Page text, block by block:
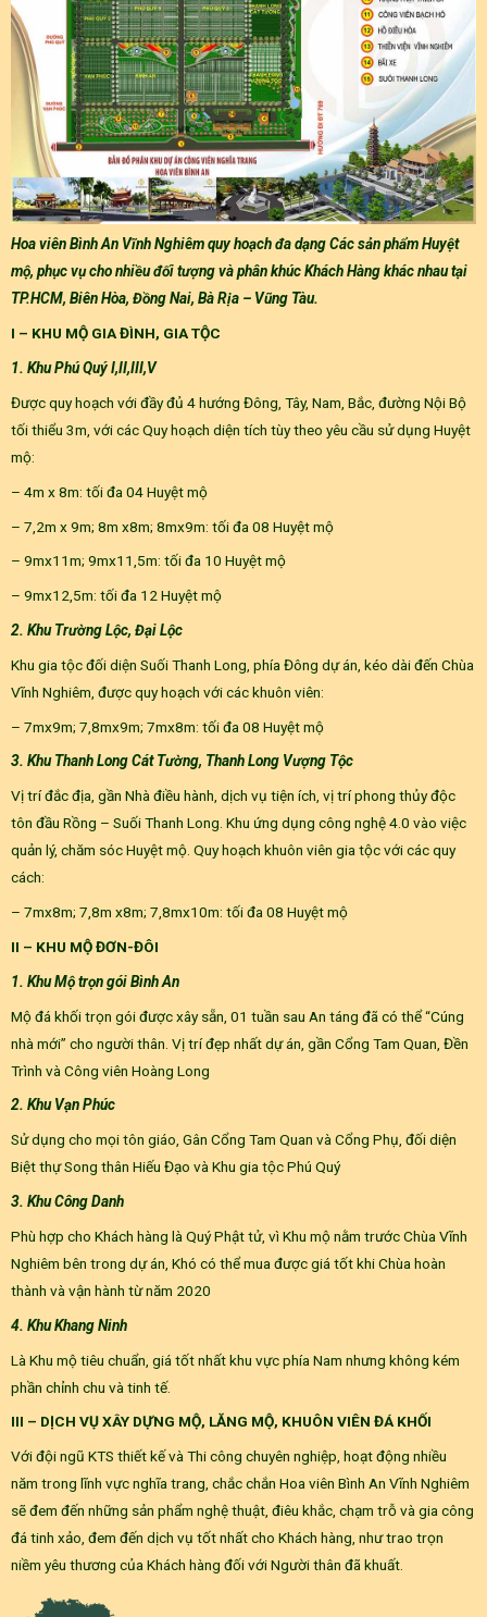
Hoa viên Bình An Vĩnh Nghiêm quy hoạch đa dạng Các sản phẩm Huyệt
mộ, phục vụ cho nhiều đối tượng và phân khúc Khách Hàng khác nhau tại
TP.HCM, Biên Hòa, Đồng Nai, Bà Rịa – Vũng Tàu.
I – KHU MỘ GIA ĐÌNH, GIA TỘC
1. Khu Phú Quý I,II,III,V
Được quy hoạch với đầy đủ 4 hướng Đông, Tây, Nam, Bắc, đường Nội Bộ
tối thiểu 3m, với các Quy hoạch diện tích tùy theo yêu cầu sử dụng Huyệt
mộ:
– 4m x 8m: tối đa 04 Huyệt mộ
– 7,2m x 9m; 8m x8m; 8mx9m: tối đa 08 Huyệt mộ
– 9mx11m; 9mx11,5m: tối đa 10 Huyệt mộ
– 9mx12,5m: tối đa 12 Huyệt mộ
2. Khu Trường Lộc, Đại Lộc
Khu gia tộc đối diện Suối Thanh Long, phía Đông dự án, kéo dài đến Chùa
Vĩnh Nghiêm, được quy hoạch với các khuôn viên:
– 7mx9m; 7,8mx9m; 7mx8m: tối đa 08 Huyệt mộ
3. Khu Thanh Long Cát Tường, Thanh Long Vượng Tộc
Vị trí đắc địa, gần Nhà điều hành, dịch vụ tiện ích, vị trí phong thủy độc
tôn đầu Rồng – Suối Thanh Long. Khu ứng dụng công nghệ 4.0 vào việc
quản lý, chăm sóc Huyệt mộ. Quy hoạch khuôn viên gia tộc với các quy
cách:
– 7mx8m; 7,8m x8m; 7,8mx10m: tối đa 08 Huyệt mộ
II – KHU MỘ ĐƠN-ĐÔI
1. Khu Mộ trọn gói Bình An
Mộ đá khối trọn gói được xây sẵn, 01 tuần sau An táng đã có thể “Cúng
nhà mới” cho người thân. Vị trí đẹp nhất dự án, gần Cổng Tam Quan, Đền
Trình và Công viên Hoàng Long
2. Khu Vạn Phúc
Sử dụng cho mọi tôn giáo, Gân Cổng Tam Quan và Cổng Phụ, đối diện
Biệt thự Song thân Hiếu Đạo và Khu gia tộc Phú Quý
3. Khu Công Danh
Phù hợp cho Khách hàng là Quý Phật tử, vì Khu mộ nằm trước Chùa Vĩnh
Nghiêm bên trong dự án, Khó có thể mua được giá tốt khi Chùa hoàn
thành và vận hành từ năm 2020
4. Khu Khang Ninh
Là Khu mộ tiêu chuẩn, giá tốt nhất khu vực phía Nam nhưng không kém
phần chỉnh chu và tinh tế.
III – DỊCH VỤ XÂY DỰNG MỘ, LĂNG MỘ, KHUÔN VIÊN ĐÁ KHỐI
Với đội ngũ KTS thiết kế và Thi công chuyên nghiệp, hoạt động nhiều
năm trong lĩnh vực nghĩa trang, chắc chắn Hoa viên Bình An Vĩnh Nghiêm
sẽ đem đến những sản phẩm nghệ thuật, điêu khắc, chạm trỗ và gia công
đá tinh xảo, đem đến dịch vụ tốt nhất cho Khách hàng, như trao trọn
niềm yêu thương của Khách hàng đối với Người thân đã khuất.